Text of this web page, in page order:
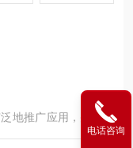
地推广应用，并在安
用。空气呼吸器的使
电话咨询